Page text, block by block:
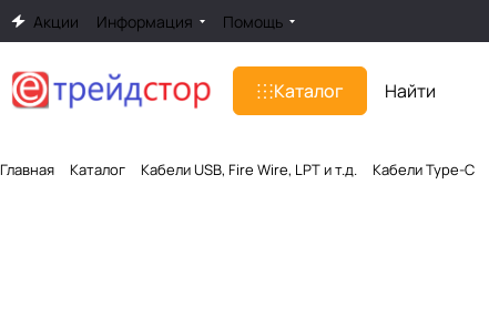
Акции Информация Помощь
Каталог
Главная Каталог Кабели USB, Fire Wire, LPT и т.д. Кабели Type-C